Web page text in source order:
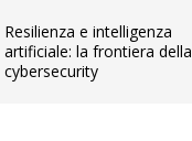
Resilienza e intelligenza
artificiale: la frontiera della
cybersecurity